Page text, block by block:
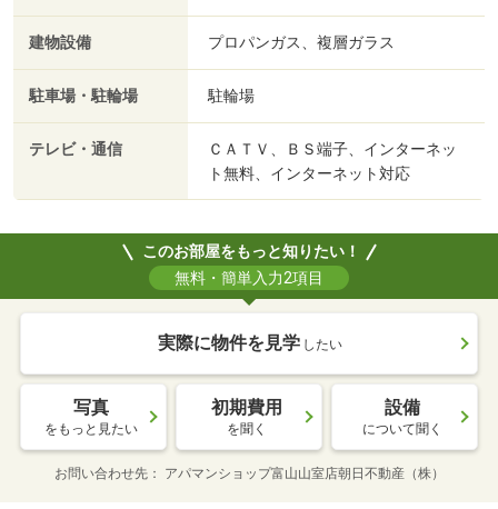
建物設備 プロパンガス、複層ガラス
駐車場・駐輪場 駐輪場
テレビ・通信
ＣＡＴＶ、ＢＳ端子、インターネッ
ト無料、インターネット対応
このお部屋をもっと知りたい！
無料・簡単入力2項目
実際に物件を見学 したい
写真
をもっと見たい
初期費用
を聞く
設備
について聞く
お問い合わせ先 アパマンショップ富山山室店朝日不動産（株）